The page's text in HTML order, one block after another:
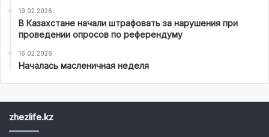
19.02.2026
В Казахстане начали штрафовать за нарушения при
проведении опросов по референдуму
16.02.2026
Началась масленичная неделя
zhezlife.kz